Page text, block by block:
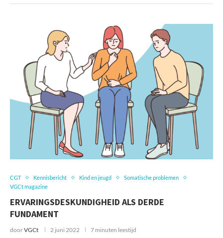
CGT Kennisbericht Kind en jeugd
Somatische problemen
VGCt magazine
ERVARINGSDESKUNDIGHEID ALS DERDE
FUNDAMENT
doorVGCt 2 juni 2022 7 minuten leestijd